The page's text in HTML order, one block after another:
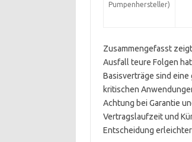
Pumpenhersteller)
Zusammengefasst
Ausfall teure Folgen
Basisverträge sind
kritischen
Achtung bei Garantie
Vertragslaufzeit und
Entscheidung